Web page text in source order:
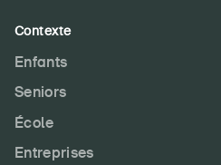
Contexte
Enfants
Seniors
École
Entreprises